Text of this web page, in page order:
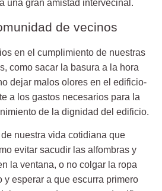
una gran amistad intervecinal.
de vecinos
en el cumplimiento de nuestras
como sacar la basura a la hora
dejar malos olores en el edificio-
a los gastos necesarios para la
de la dignidad del edificio.
nuestra vida cotidiana que
evitar sacudir las alfombras y
la ventana, o no colgar la ropa
y esperar a que escurra primero